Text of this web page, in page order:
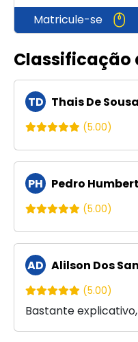
Matricule-se
Classificação
TD Thais De
(5.00)
PH Pedro
(5.00)
AD Alilson Dos
(5.00)
Bastante